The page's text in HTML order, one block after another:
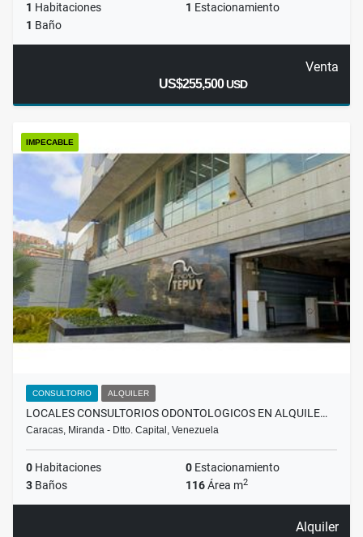
1 Habitaciones 1 Estacionamiento
1 Baño
Venta
US$255,500USD
IMPECABLE
CONSULTORIO ALQUILER
LOCALES CONSULTORIOS ODONTOLOGICOS EN ALQUILE…
Caracas, Miranda - Dtto. Capital, Venezuela
0 Habitaciones 0 Estacionamiento
3 Baños 116Área m2
Alquiler